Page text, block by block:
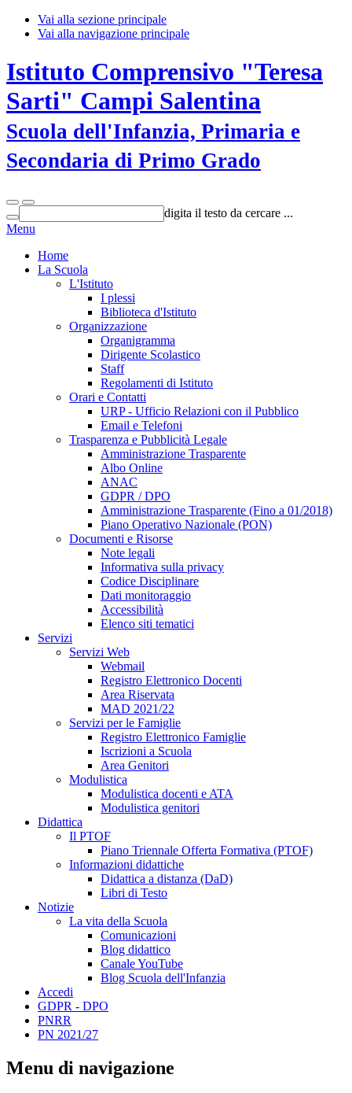
Vai alla sezione principale
Vai alla navigazione principale
Istituto Comprensivo "Teresa
Sarti" Campi Salentina
Scuola dell'Infanzia, Primaria e
Secondaria di Primo Grado
digita il testo da cercare ...
Menu
Home
La Scuola
L'Istituto
I plessi
Biblioteca d'Istituto
Organizzazione
Organigramma
Dirigente Scolastico
Staff
Regolamenti di Istituto
Orari e Contatti
URP - Ufficio Relazioni con il Pubblico
Email e Telefoni
Trasparenza e Pubblicità Legale
Amministrazione Trasparente
Albo Online
ANAC
GDPR / DPO
Amministrazione Trasparente (Fino a 01/2018)
Piano Operativo Nazionale (PON)
Documenti e Risorse
Note legali
Informativa sulla privacy
Codice Disciplinare
Dati monitoraggio
Accessibilità
Elenco siti tematici
Servizi
Servizi Web
Webmail
Registro Elettronico Docenti
Area Riservata
MAD 2021/22
Servizi per le Famiglie
Registro Elettronico Famiglie
Iscrizioni a Scuola
Area Genitori
Modulistica
Modulistica docenti e ATA
Modulistica genitori
Didattica
Il PTOF
Piano Triennale Offerta Formativa (PTOF)
Informazioni didattiche
Didattica a distanza (DaD)
Libri di Testo
Notizie
La vita della Scuola
Comunicazioni
Blog didattico
Canale YouTube
Blog Scuola dell'Infanzia
Accedi
GDPR - DPO
PNRR
PN 2021/27
Menu di navigazione